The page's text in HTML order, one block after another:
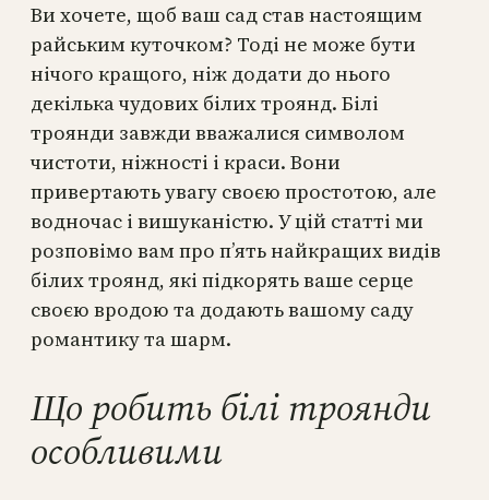
Ви хочете, щоб ваш сад став настоящим
райським куточком? Тоді не може бути
нічого кращого, ніж додати до нього
декілька чудових білих троянд. Білі
троянди завжди вважалися символом
чистоти, ніжності і краси. Вони
привертають увагу своєю простотою, але
водночас і вишуканістю. У цій статті ми
розповімо вам про п’ять найкращих видів
білих троянд, які підкорять ваше серце
своєю вродою та додають вашому саду
романтику та шарм.
Що робить білі троянди
особливими